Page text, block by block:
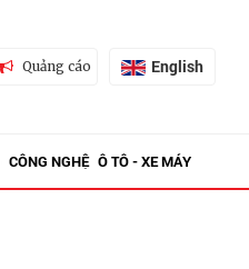
Quảng cáo English
CÔNG NGHỆ Ô TÔ - XE MÁY